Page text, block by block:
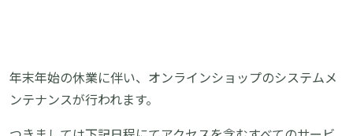
年末年始の休業に伴い、オンラインショップのシステムメ
ンテナンスが行われます。